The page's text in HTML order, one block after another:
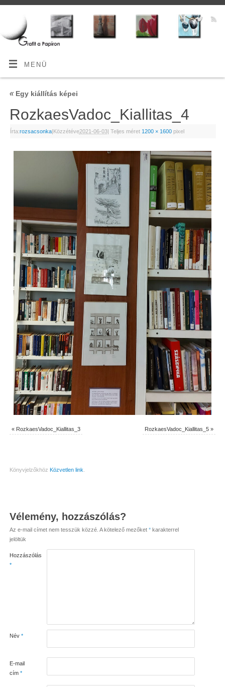
MENÜ
«Egy kiállítás képei
RozkaesVadoc_Kiallitas_4
Írta:rozsacsonka|Közzétéve2021-06-03| Teljes méret 1200 × 1600pixel
« RozkaesVadoc_Kiallitas_3 RozkaesVadoc_Kiallitas_5 »
Könyvjelzőkhöz Közvetlen link
Vélemény, hozzászólás?
Az e-mail címet nem tesszük közzé. A kötelező mezőket *karakterrel
jelöltük
Hozzászólás
*
Név *
E-mail
cím *